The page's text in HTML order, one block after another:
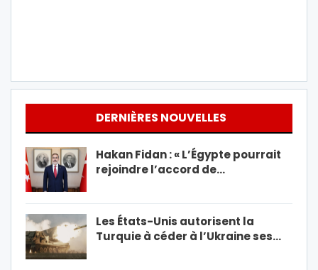
DERNIÈRES NOUVELLES
Hakan Fidan : « L’Égypte pourrait
rejoindre l’accord de…
Les États-Unis autorisent la
Turquie à céder à l’Ukraine ses…